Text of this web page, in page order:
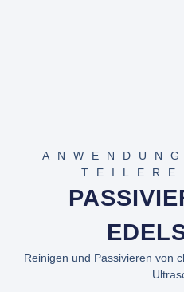
Reinigen und Passivieren von